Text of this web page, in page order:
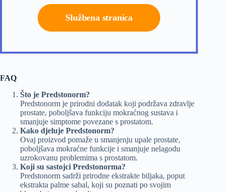
Službena stranica
FAQ
Što je Predstonorm?
Predstonorm je prirodni dodatak koji podržava zdravlje
prostate, poboljšava funkciju mokraćnog sustava i
smanjuje simptome povezane s prostatom.
Kako djeluje Predstonorm?
Ovaj proizvod pomaže u smanjenju upale prostate,
poboljšava mokraćne funkcije i smanjuje nelagodu
uzrokovanu problemima s prostatom.
Koji su sastojci Predstonorma?
Predstonorm sadrži prirodne ekstrakte biljaka, poput
ekstrakta palme sabal, koji su poznati po svojim